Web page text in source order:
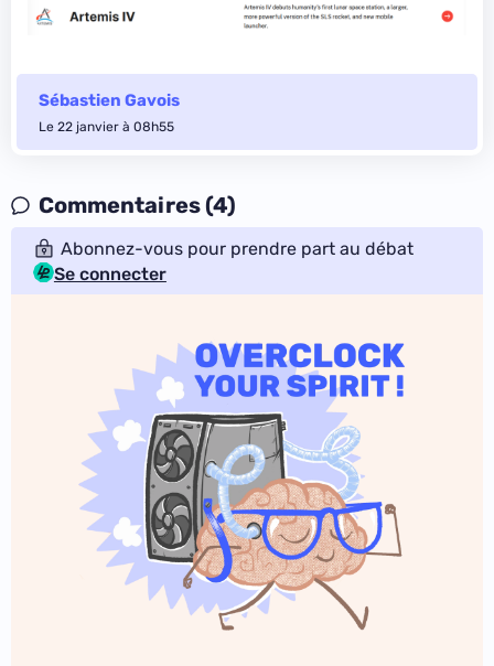
Sébastien Gavois
Le 22 janvier à 08h55
Commentaires (4)
Abonnez-vous pour prendre part au débat
Se connecter